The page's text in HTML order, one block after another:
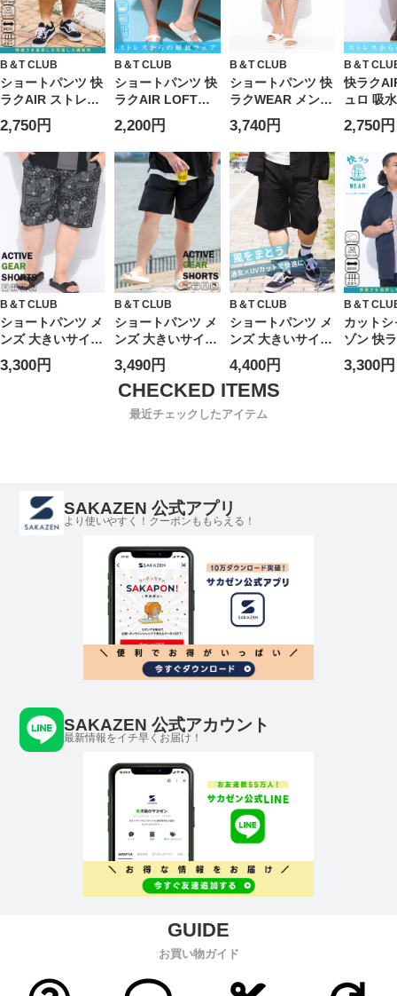
B＆T CLUB
ショートパンツ 快
ラクAIR ストレッ
チ 総柄 ボトムス
ショーツ 柄パンツ
春 夏 大きいサイ
ズ メンズ
2,750円
B＆T CLUB
ショートパンツ 快
ラクAIR LOFT
AIR ストレッチ 総
柄 クライミングシ
ョーツ ボトムス
ショーツ 柄パンツ
春 夏 大きいサイ
ズ メンズ
2,200円
B＆T CLUB
ショートパンツ 快
ラクWEAR メンズ
大きいサイズ スト
レッチ ドライワッ
フル ショーツ ボ
トムス パンツ 総
柄 プリント 春 夏
3,740円
B＆T
快ラク
ュロ 吸
エスト
ーパン
イズ メ
2,750円
B＆T CLUB
ショートパンツ メ
ンズ 大きいサイズ
ACTIVE GEAR ス
トレッチ 軽量 ド
3,300円
B＆T CLUB
ショートパンツ メ
ンズ 大きいサイズ
ACTIVE GEAR ス
トレッチ 軽量 ド
ライ 無地 ショー
ツ ボトムス パン
ツ スポーツ アウ
3,490円
B＆T CLUB
ショートパンツ メ
ンズ 大きいサイズ
無地 爽多 ストレ
ッチ 軽量 タック
ショーツ ボトムス
高通気性 速乾 伸
縮性 涼しい 春 夏
4,400円
B＆T
カット
ゾン 快
DRY リ
ウター
3,300円
最近チェックしたアイテム
SAKAZEN 公式アプリ
より使いやすく！クーポンももらえる！
SAKAZEN 公式アカウント
最新情報をイチ早くお届け！
お買い物ガイド